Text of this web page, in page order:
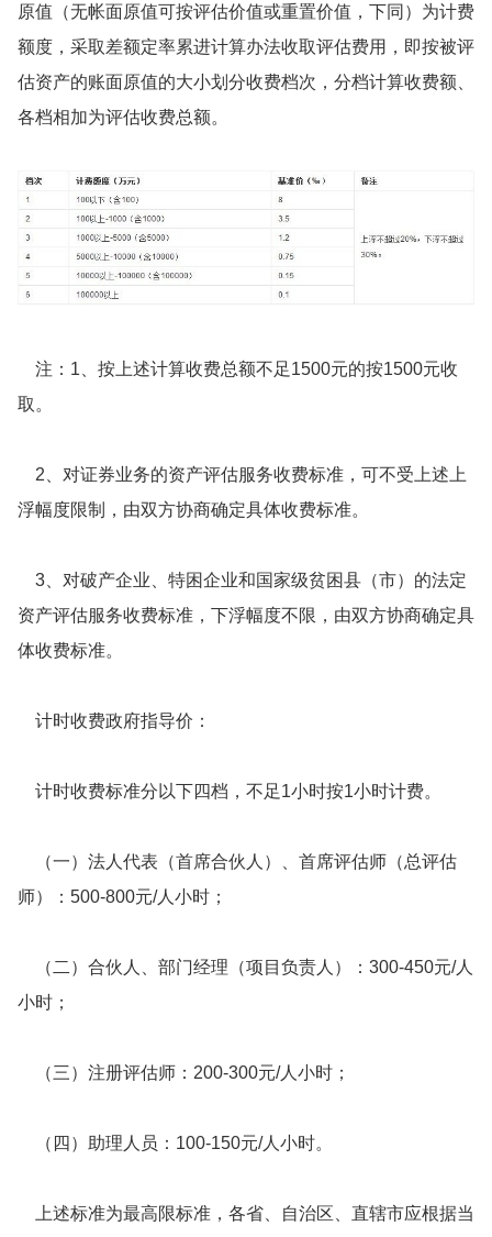
原值（无帐面原值可按评估价值或重置价值，下同）为计费
额度，采取差额定率累进计算办法收取评估费用，即按被评
估资产的账面原值的大小划分收费档次，分档计算收费额、
各档相加为评估收费总额。
注：1、按上述计算收费总额不足1500元的按1500元收
取。
2、对证券业务的资产评估服务收费标准，可不受上述上
浮幅度限制，由双方协商确定具体收费标准。
3、对破产企业、特困企业和国家级贫困县（市）的法定
资产评估服务收费标准，下浮幅度不限，由双方协商确定具
体收费标准。
计时收费政府指导价：
计时收费标准分以下四档，不足1小时按1小时计费。
（一）法人代表（首席合伙人）、首席评估师（总评估
师）：500-800元/人小时；
（二）合伙人、部门经理（项目负责人）：300-450元/人
小时；
（三）注册评估师：200-300元/人小时；
（四）助理人员：100-150元/人小时。
上述标准为最高限标准，各省、自治区、直辖市应根据当